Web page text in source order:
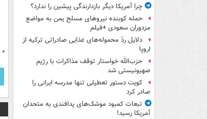
چرا آمریکا دیگر بازدارندگی پیشین را ندارد؟
حمله کوبنده نیروهای مسلح یمن به مواضع
مزدوران سعودی +فیلم
دلایل ردّ محموله‌های غذایی صادراتی ترکیه از
اروپا
حزب‌الله خواستار توقف مذاکرات با رژیم
صهیونیستی شد
کویت دستور تعطیلی تنها مدرسه ایرانی را
صادر کرد
تبعات کمبود موشک‌های پدافندی به متحدان
آمریکا رسید!
*